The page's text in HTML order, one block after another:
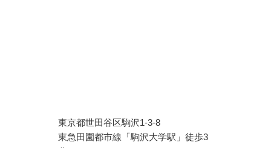
東京都世田谷区駒沢1-3-8
東急田園都市線「駒沢大学駅」徒歩3